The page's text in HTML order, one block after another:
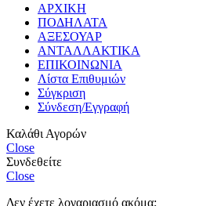
ΑΡΧΙΚΗ
ΠΟΔΗΛΑΤΑ
ΑΞΕΣΟΥΑΡ
ΑΝΤΑΛΛΑΚΤΙΚΑ
ΕΠΙΚΟΙΝΩΝΙΑ
Λίστα Επιθυμιών
Σύγκριση
Σύνδεση/Εγγραφή
Καλάθι Αγορών
Close
Συνδεθείτε
Close
Δεν έχετε λογαριασμό ακόμα;